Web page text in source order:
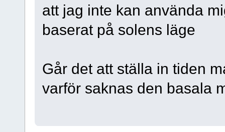
att jag inte kan använda
baserat på solens läge
Går det att ställa in tiden
varför saknas den basala